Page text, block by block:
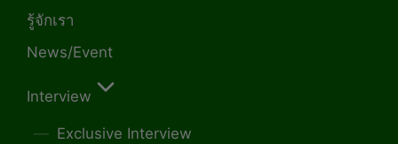
รู้จักเรา
News/Event
Interview
Exclusive Interview